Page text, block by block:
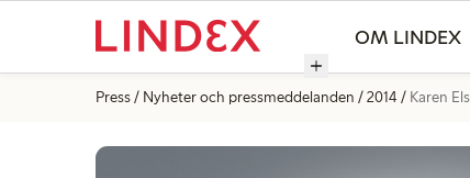
OM LINDEX
Press Nyheter och pressmeddelanden 2014 Karen